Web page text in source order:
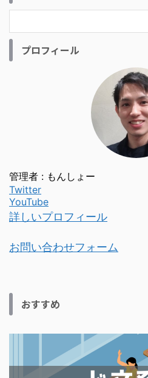
プロフィール
管理者 : もんしょー
Twitter
YouTube
詳しいプロフィール
お問い合わせフォーム
おすすめ